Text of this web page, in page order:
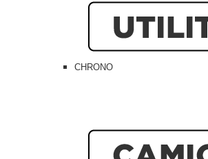
CHRONO